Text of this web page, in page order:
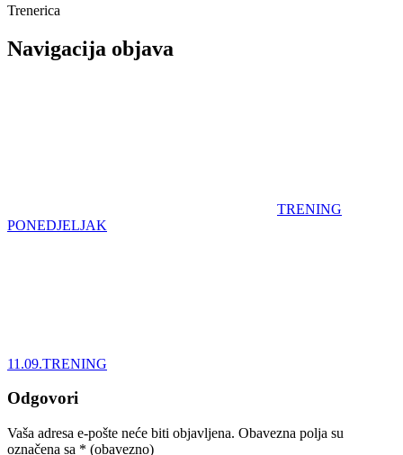
Trenerica
Navigacija objava
TRENING
PONEDJELJAK
11.09.TRENING
Odgovori
Vaša adresa e-pošte neće biti objavljena. Obavezna polja su
označena sa * (obavezno)